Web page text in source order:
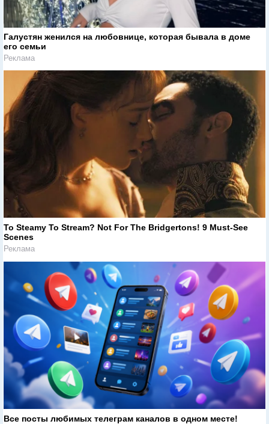
Галустян женился на любовнице, которая бывала в доме
его семьи
Реклама
To Steamy To Stream? Not For The Bridgertons! 9 Must-See
Scenes
Реклама
Все посты любимых телеграм каналов в одном месте!